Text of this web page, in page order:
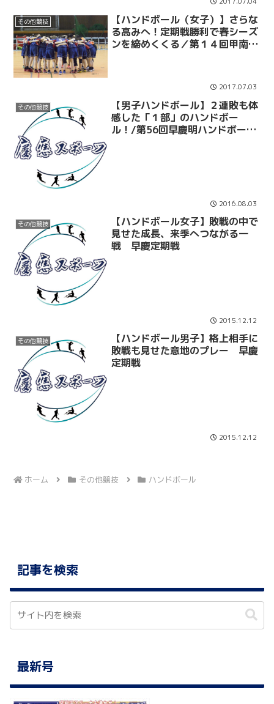
その他競技
【ハンドボール（女子）】さらな
る高みへ！定期戦勝利で春シーズ
ンを締めくくる／第１４回甲南大
2017.07.03
その他競技
【男子ハンドボール】２連敗も体
感した「１部」のハンドボー
ル！/第56回早慶明ハンドボール
2016.08.03
その他競技
【ハンドボール女子】敗戦の中で
見せた成長、来季へつながる一
戦 早慶定期戦
2015.12.12
その他競技
【ハンドボール男子】格上相手に
敗戦も見せた意地のプレー 早慶
定期戦
2015.12.12
ホーム その他競技 ハンドボール
記事を検索
最新号